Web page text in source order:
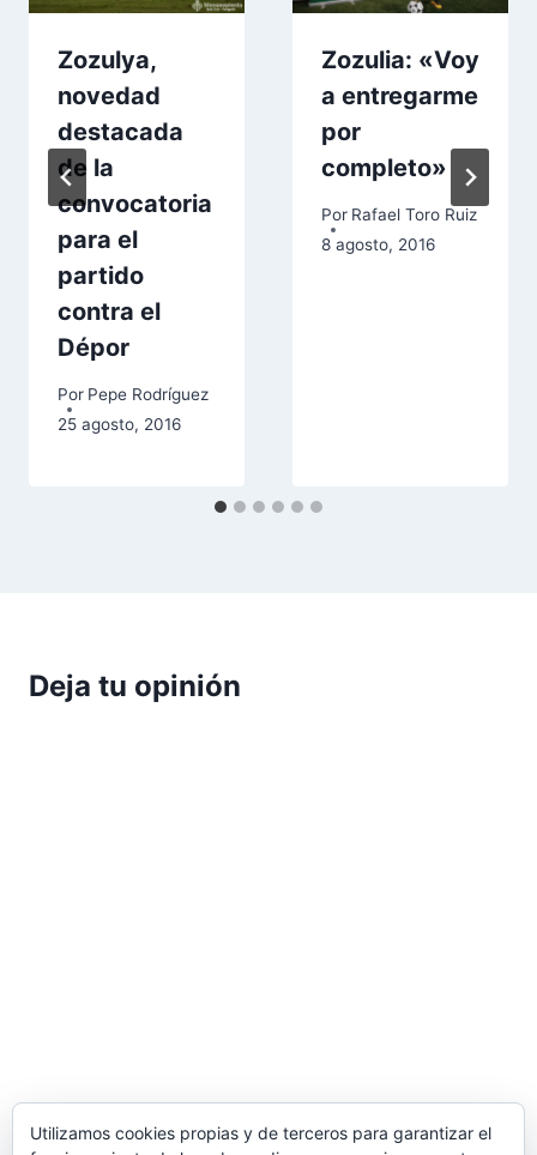
Zozulya,
novedad
destacada
de la
convocatoria
para el
partido
contra el
Dépor
Por Pepe Rodríguez
25 agosto, 2016
Zozulia: «Voy
a entregarme
por
completo»
Por Rafael Toro Ruiz
8 agosto, 2016
Deja tu opinión
Utilizamos cookies propias y de terceros para garantizar el